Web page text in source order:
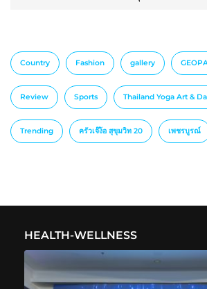
Country Fashion gallery
Review Sports Thailand Yoga Art &
Trending ครัวเจ๊ง้อ สุขุมวิท 20 เพชรบูรณ์
HEALTH-WELLNESS